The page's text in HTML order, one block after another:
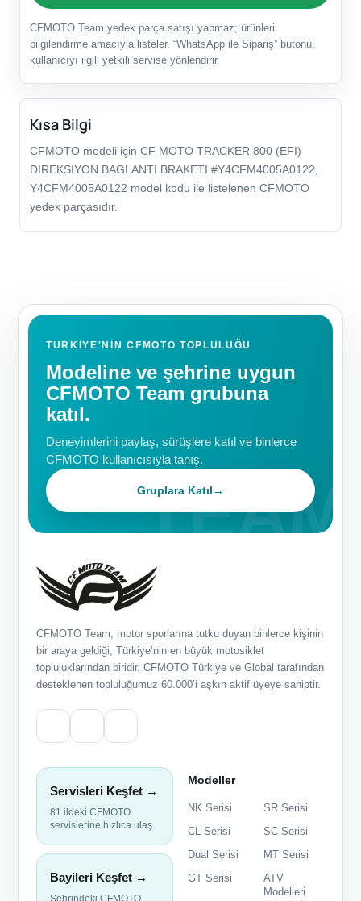
CFMOTO Team yedek parça satışı yapmaz; ürünleri
bilgilendirme amacıyla listeler. “WhatsApp ile Sipariş” butonu,
kullanıcıyı ilgili yetkili servise yönlendirir.
Kısa Bilgi
CFMOTO modeli için CF MOTO TRACKER 800 (EFI)
DIREKSIYON BAGLANTI BRAKETI #Y4CFM4005A0122,
Y4CFM4005A0122 model kodu ile listelenen CFMOTO
yedek parçasıdır.
TÜRKIYE'NIN CFMOTO TOPLULUĞU
Modeline ve şehrine uygun
CFMOTO Team grubuna
katıl.
Deneyimlerini paylaş, sürüşlere katıl ve binlerce
CFMOTO kullanıcısıyla tanış.
Gruplara Katıl→
CFMOTO Team, motor sporlarına tutku duyan binlerce kişinin
bir araya geldiği, Türkiye’nin en büyük motosiklet
topluluklarından biridir. CFMOTO Türkiye ve Global tarafından
desteklenen topluluğumuz 60.000’i aşkın aktif üyeye sahiptir.
Servisleri Keşfet →
81 ildeki CFMOTO
servislerine hızlıca ulaş.
Bayileri Keşfet →
Modeller
NK Serisi
SR Serisi
CL Serisi
SC Serisi
Dual Serisi
MT Serisi
GT Serisi
ATV
Modelleri